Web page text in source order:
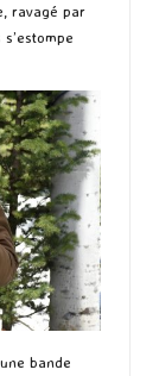
ravagé par
bande